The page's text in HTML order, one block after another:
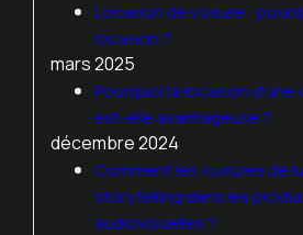
Location de voiture :
location ?
mars 2025
Pourquoi la location d'une
est-elle avantageuse ?
décembre 2024
Comment les voitures de
storytelling dans les
audiovisuelles ?